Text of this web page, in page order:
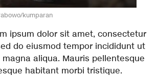
kumparan
ipsum dolor sit amet, consectetur
do eiusmod tempor incididunt ut
aliqua. Mauris pellentesque
habitant morbi tristique.